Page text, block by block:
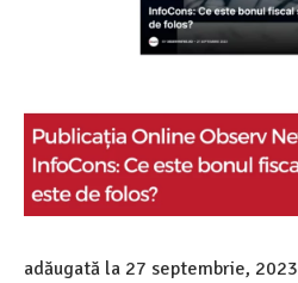
adăugată la 27 septembrie, 2023